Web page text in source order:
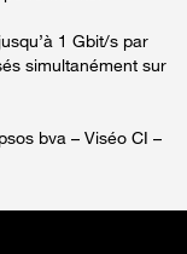
1 Gbit/s par
simultanément sur
bva – Viséo CI –